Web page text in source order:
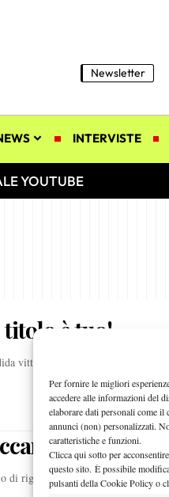
Per fornire le migliori
accedere alle informazioni del
elaborare dati personali come
annunci (non) personalizzati.
caratteristiche e funzioni.
Clicca qui sotto per
questo sito. È possibile
pulsanti della Cookie Policy o
Newsletter
INTERVISTE
YOUTUBE
è tuo!
vittoria di Tina Brianti a Fes.…
di riguardo per il torneo di…